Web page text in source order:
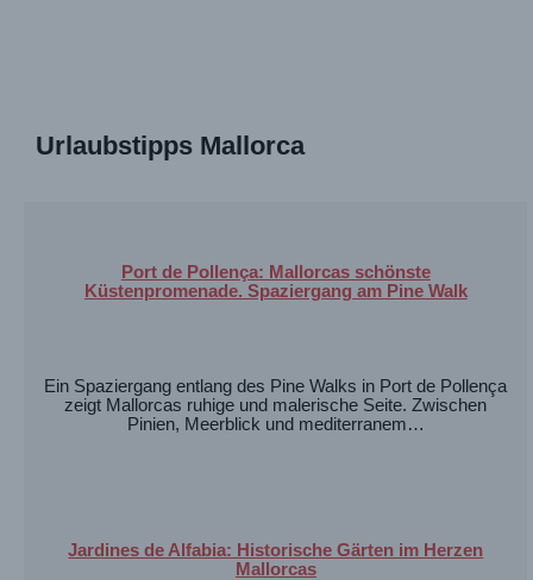
Urlaubstipps Mallorca
Port de Pollença: Mallorcas schönste
Küstenpromenade. Spaziergang am Pine Walk
Ein Spaziergang entlang des Pine Walks in Port de Pollença
zeigt Mallorcas ruhige und malerische Seite. Zwischen
Pinien, Meerblick und mediterranem…
Jardines de Alfabia: Historische Gärten im Herzen
Mallorcas